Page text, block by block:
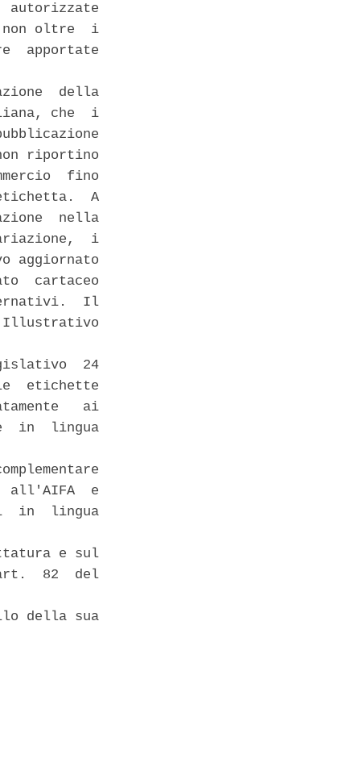
autorizzate
non oltre  i
apportate
della
che  i
riportino
fino
A
nella
i
aggiornato
cartaceo
Il
Illustrativo
24
etichette
ai
in  lingua
all'AIFA  e
in  lingua
e sul
82  del
della sua